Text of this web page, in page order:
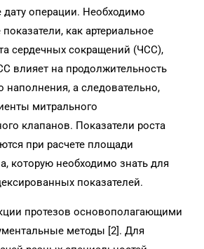
дату операции. Необходимо
как артериальное
сердечных сокращений (ЧСС),
влияет на продолжительность
наполнения, а следовательно,
митрального
клапанов. Показатели роста
при расчете площади
которую необходимо знать для
показателей.
протезов основополагающими
методы [2]. Для